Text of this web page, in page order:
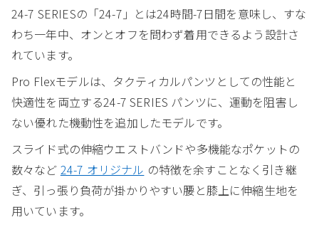
24-7 SERIESの「24-7」とは24時間-7日間を意味し、すな
わち一年中、オンとオフを問わず着用できるよう設計さ
れています。
Pro Flexモデルは、タクティカルパンツとしての性能と
快適性を両立する24-7 SERIES パンツに、運動を阻害し
ない優れた機動性を追加したモデルです。
スライド式の伸縮ウエストバンドや多機能なポケットの
数々など 24-7 オリジナル の特徴を余すことなく引き継
ぎ、引っ張り負荷が掛かりやすい腰と膝上に伸縮生地を
用いています。